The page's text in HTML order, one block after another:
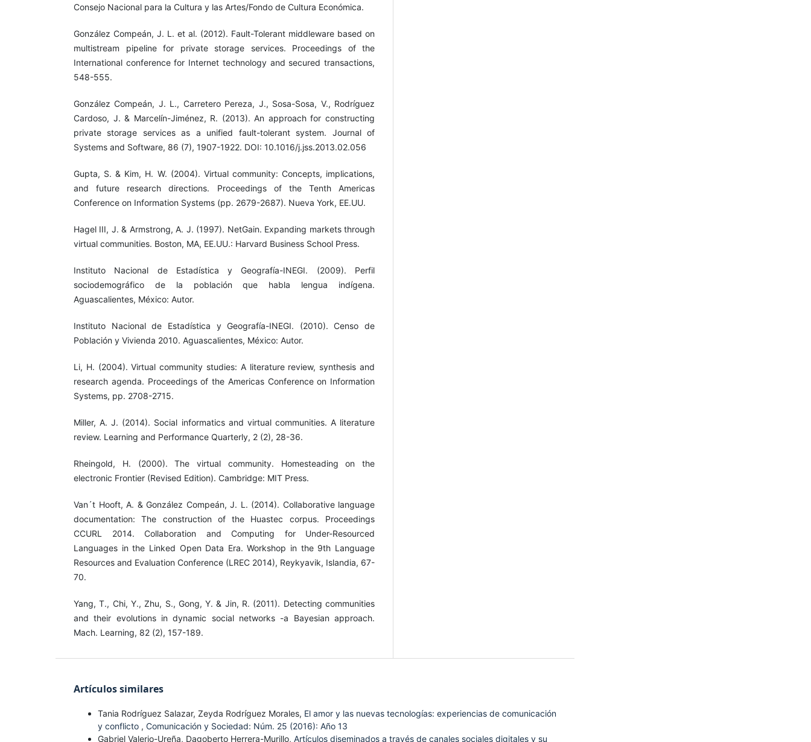
Consejo Nacional para la Cultura y las Artes/Fondo de Cultura Económica.
González Compeán, J. L. et al. (2012). Fault-Tolerant middleware based on
multistream pipeline for private storage services. Proceedings of the
International conference for Internet technology and secured transactions,
548-555.
González Compeán, J. L., Carretero Pereza, J., Sosa-Sosa, V., Rodríguez
Cardoso, J. & Marcelín-Jiménez, R. (2013). An approach for constructing
private storage services as a unified fault-tolerant system. Journal of
Systems and Software, 86 (7), 1907-1922. DOI: 10.1016/j.jss.2013.02.056
Gupta, S. & Kim, H. W. (2004). Virtual community: Concepts, implications,
and future research directions. Proceedings of the Tenth Americas
Conference on Information Systems (pp. 2679-2687). Nueva York, EE.UU.
Hagel III, J. & Armstrong, A. J. (1997). NetGain. Expanding markets through
virtual communities. Boston, MA, EE.UU.: Harvard Business School Press.
Instituto Nacional de Estadística y Geografía-INEGI. (2009). Perfil
sociodemográfico de la población que habla lengua indígena.
Aguascalientes, México: Autor.
Instituto Nacional de Estadística y Geografía-INEGI. (2010). Censo de
Población y Vivienda 2010. Aguascalientes, México: Autor.
Li, H. (2004). Virtual community studies: A literature review, synthesis and
research agenda. Proceedings of the Americas Conference on Information
Systems, pp. 2708-2715.
Miller, A. J. (2014). Social informatics and virtual communities. A literature
review. Learning and Performance Quarterly, 2 (2), 28-36.
Rheingold, H. (2000). The virtual community. Homesteading on the
electronic Frontier (Revised Edition). Cambridge: MIT Press.
Van´t Hooft, A. & González Compeán, J. L. (2014). Collaborative language
documentation: The construction of the Huastec corpus. Proceedings
CCURL 2014. Collaboration and Computing for Under-Resourced
Languages in the Linked Open Data Era. Workshop in the 9th Language
Resources and Evaluation Conference (LREC 2014), Reykyavik, Islandia, 67-
70.
Yang, T., Chi, Y., Zhu, S., Gong, Y. & Jin, R. (2011). Detecting communities
and their evolutions in dynamic social networks -a Bayesian approach.
Mach. Learning, 82 (2), 157-189.
Artículos similares
Tania Rodríguez Salazar, Zeyda Rodríguez Morales, El amor y las nuevas tecnologías: experiencias de comunicación
y conflicto , Comunicación y Sociedad: Núm. 25 (2016): Año 13
Gabriel Valerio-Ureña, Dagoberto Herrera-Murillo, Artículos diseminados a través de canales sociales digitales y su